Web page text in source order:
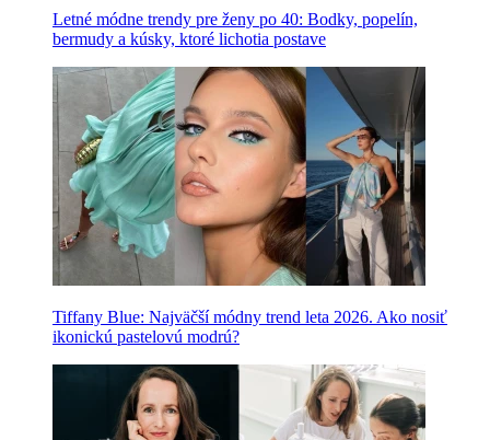
Letné módne trendy pre ženy po 40: Bodky, popelín,
bermudy a kúsky, ktoré lichotia postave
Tiffany Blue: Najväčší módny trend leta 2026. Ako nosiť
ikonickú pastelovú modrú?